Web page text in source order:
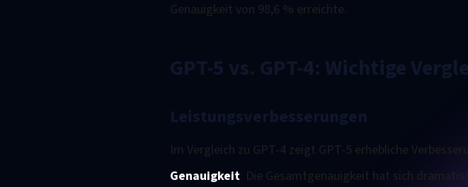
Genauigkeit von 98,6 % erreichte.
GPT-5 vs. GPT-4: Wichtige
Leistungsverbesserungen
Im Vergleich zu GPT-4 zeigt GPT-5 erhebliche
Genauigkeit: Die Gesamtgenauigkeit hat sich